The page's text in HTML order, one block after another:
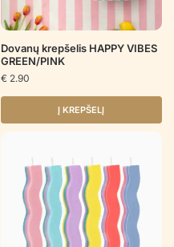
Dovanų krepšelis HAPPY VIBES
GREEN/PINK
€ 2.90
Į KREPŠELĮ